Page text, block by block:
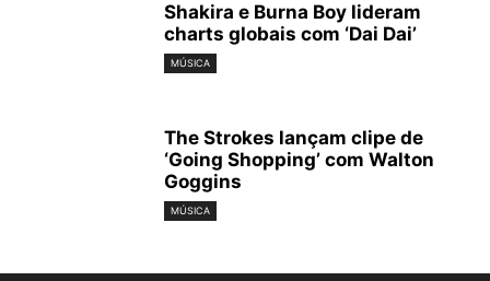
Shakira e Burna Boy lideram
charts globais com ‘Dai Dai’
MÚSICA
The Strokes lançam clipe de
‘Going Shopping’ com Walton
Goggins
MÚSICA